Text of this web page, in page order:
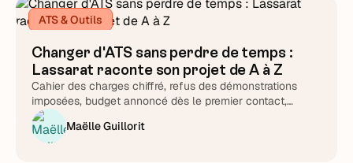
ATS & Outils
Changer d'ATS sans perdre de temps :
Lassarat raconte son projet de A à Z
Cahier des charges chiffré, refus des démonstrations
imposées, budget annoncé dès le premier contact,
support testé chronomètre en main : Lucie Treussart
détaille chaque arbitrage. Une méthode reproductible,
quel que soit l'éditeur que vous choisirez au final.
Maëlle Guillorit